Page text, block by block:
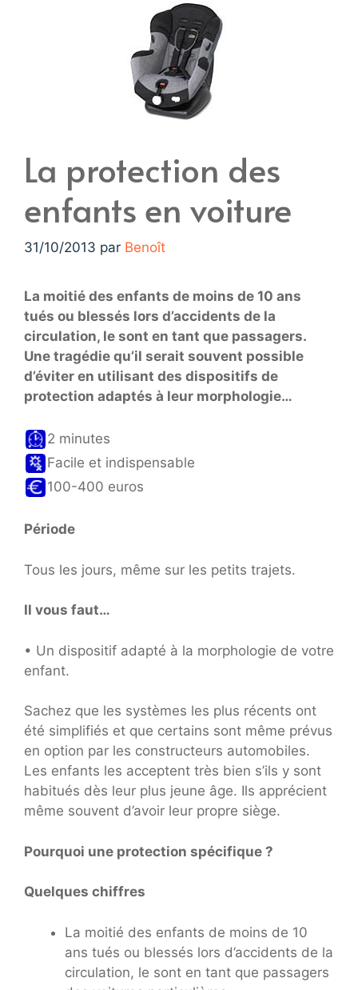
La protection des
enfants en voiture
31/10/2013 par Benoît
La moitié des enfants de moins de 10 ans
tués ou blessés lors d’accidents de la
circulation, le sont en tant que passagers.
Une tragédie qu’il serait souvent possible
d’éviter en utilisant des dispositifs de
protection adaptés à leur morphologie…
2 minutes
Facile et indispensable
100-400 euros
Période
Tous les jours, même sur les petits trajets.
Il vous faut…
• Un dispositif adapté à la morphologie de votre
enfant.
Sachez que les systèmes les plus récents ont
été simplifiés et que certains sont même prévus
en option par les constructeurs automobiles.
Les enfants les acceptent très bien s’ils y sont
habitués dès leur plus jeune âge. Ils apprécient
même souvent d’avoir leur propre siège.
Pourquoi une protection spécifique ?
Quelques chiffres
La moitié des enfants de moins de 10
ans tués ou blessés lors d’accidents de la
circulation, le sont en tant que passagers